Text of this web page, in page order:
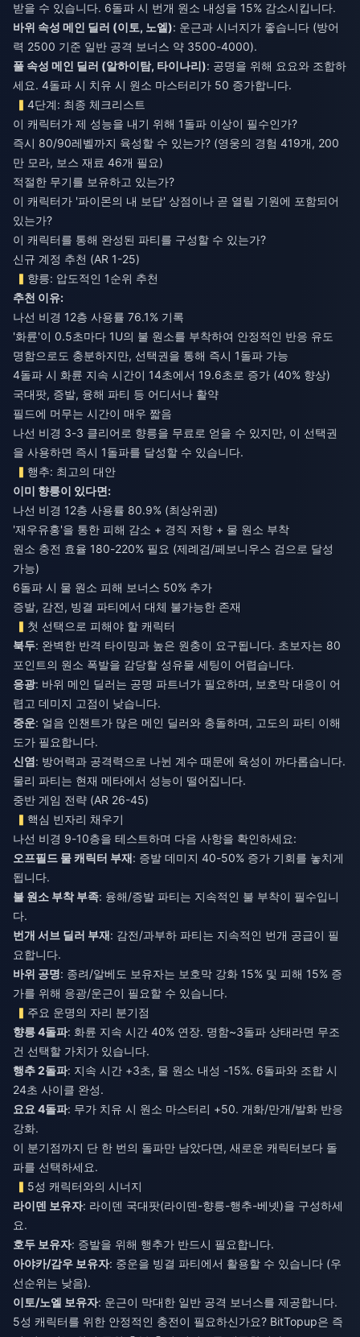
받을 수 있습니다. 6돌파 시 번개 원소 내성을 15% 감소시킵니다.
바위 속성 메인 딜러 (이토, 노엘): 운근과 시너지가 좋습니다 (방어
력 2500 기준 일반 공격 보너스 약 3500-4000).
풀 속성 메인 딜러 (알하이탐, 타이나리): 공명을 위해 요요와 조합하
세요. 4돌파 시 치유 시 원소 마스터리가 50 증가합니다.
4단계: 최종 체크리스트
이 캐릭터가 제 성능을 내기 위해 1돌파 이상이 필수인가?
즉시 80/90레벨까지 육성할 수 있는가? (영웅의 경험 419개, 200
만 모라, 보스 재료 46개 필요)
적절한 무기를 보유하고 있는가?
이 캐릭터가 '파이몬의 내 보답' 상점이나 곧 열릴 기원에 포함되어
있는가?
이 캐릭터를 통해 완성된 파티를 구성할 수 있는가?
신규 계정 추천 (AR 1-25)
향릉: 압도적인 1순위 추천
추천 이유:
나선 비경 12층 사용률 76.1% 기록
'화륜'이 0.5초마다 1U의 불 원소를 부착하여 안정적인 반응 유도
명함으로도 충분하지만, 선택권을 통해 즉시 1돌파 가능
4돌파 시 화륜 지속 시간이 14초에서 19.6초로 증가 (40% 향상)
국대팟, 증발, 융해 파티 등 어디서나 활약
필드에 머무는 시간이 매우 짧음
나선 비경 3-3 클리어로 향릉을 무료로 얻을 수 있지만, 이 선택권
을 사용하면 즉시 1돌파를 달성할 수 있습니다.
행추: 최고의 대안
이미 향릉이 있다면:
나선 비경 12층 사용률 80.9% (최상위권)
'재우유홍'을 통한 피해 감소 + 경직 저항 + 물 원소 부착
원소 충전 효율 180-220% 필요 (제례검/페보니우스 검으로 달성
가능)
6돌파 시 물 원소 피해 보너스 50% 추가
증발, 감전, 빙결 파티에서 대체 불가능한 존재
첫 선택으로 피해야 할 캐릭터
북두: 완벽한 반격 타이밍과 높은 원충이 요구됩니다. 초보자는 80
포인트의 원소 폭발을 감당할 성유물 세팅이 어렵습니다.
응광: 바위 메인 딜러는 공명 파트너가 필요하며, 보호막 대응이 어
렵고 데미지 고점이 낮습니다.
중운: 얼음 인챈트가 많은 메인 딜러와 충돌하며, 고도의 파티 이해
도가 필요합니다.
신염: 방어력과 공격력으로 나뉜 계수 때문에 육성이 까다롭습니다.
물리 파티는 현재 메타에서 성능이 떨어집니다.
중반 게임 전략 (AR 26-45)
핵심 빈자리 채우기
나선 비경 9-10층을 테스트하며 다음 사항을 확인하세요:
오프필드 물 캐릭터 부재: 증발 데미지 40-50% 증가 기회를 놓치게
됩니다.
불 원소 부착 부족: 융해/증발 파티는 지속적인 불 부착이 필수입니
다.
번개 서브 딜러 부재: 감전/과부하 파티는 지속적인 번개 공급이 필
요합니다.
바위 공명: 종려/알베도 보유자는 보호막 강화 15% 및 피해 15% 증
가를 위해 응광/운근이 필요할 수 있습니다.
주요 운명의 자리 분기점
향릉 4돌파: 화륜 지속 시간 40% 연장. 명함~3돌파 상태라면 무조
건 선택할 가치가 있습니다.
행추 2돌파: 지속 시간 +3초, 물 원소 내성 -15%. 6돌파와 조합 시
24초 사이클 완성.
요요 4돌파: 무가 치유 시 원소 마스터리 +50. 개화/만개/발화 반응
강화.
이 분기점까지 단 한 번의 돌파만 남았다면, 새로운 캐릭터보다 돌
파를 선택하세요.
5성 캐릭터와의 시너지
라이덴 보유자: 라이덴 국대팟(라이덴-향릉-행추-베넷)을 구성하세
요.
호두 보유자: 증발을 위해 행추가 반드시 필요합니다.
아야카/감우 보유자: 중운을 빙결 파티에서 활용할 수 있습니다 (우
선순위는 낮음).
이토/노엘 보유자: 운근이 막대한 일반 공격 보너스를 제공합니다.
5성 캐릭터를 위한 안정적인 충전이 필요하신가요? BitTopup은 즉